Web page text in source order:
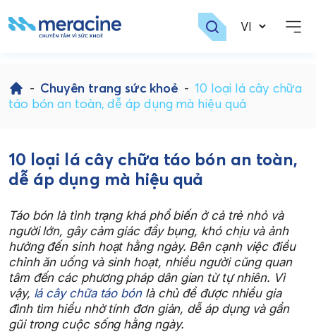
to
content
- Chuyên trang sức khoẻ - 10 loại lá cây chữa
táo bón an toàn, dễ áp dụng mà hiệu quả
10 loại lá cây chữa táo bón an toàn,
dễ áp dụng mà hiệu quả
Táo bón là tình trạng khá phổ biến ở cả trẻ nhỏ và
người lớn, gây cảm giác đầy bụng, khó chịu và ảnh
hưởng đến sinh hoạt hằng ngày. Bên cạnh việc điều
chỉnh ăn uống và sinh hoạt, nhiều người cũng quan
tâm đến các phương pháp dân gian từ tự nhiên. Vì
vậy, lá cây chữa táo bónlà chủ đề được nhiều gia
đình tìm hiểu nhờ tính đơn giản, dễ áp dụng và gần
gũi trong cuộc sống hằng ngày.